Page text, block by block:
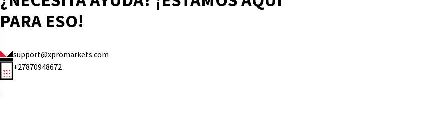
PARA ESO!
support@xpromarkets.com
+27870948672